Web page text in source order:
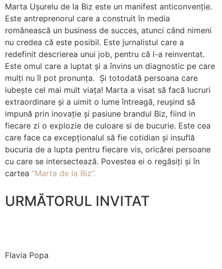
Marta Ușurelu de la Biz este un manifest anticonvenție.
Este antreprenorul care a construit în media
românească un business de succes, atunci când nimeni
nu credea că este posibil. Este jurnalistul care a
redefinit descrierea unui job, pentru că l-a reinventat.
Este omul care a luptat și a învins un diagnostic pe care
mulți nu îl pot pronunța. Și totodată persoana care
iubește cel mai mult viața! Marta a visat să facă lucruri
extraordinare și a uimit o lume întreagă, reușind să
impună prin inovație și pasiune brandul Biz, fiind in
fiecare zi o explozie de culoare si de bucurie. Este cea
care face ca excepționalul să fie cotidian și insuflă
bucuria de a lupta pentru fiecare vis, oricărei persoane
cu care se intersectează. Povestea ei o regăsiți și în
cartea “Marta de la Biz”.
URMĂTORUL INVITAT
Flavia Popa